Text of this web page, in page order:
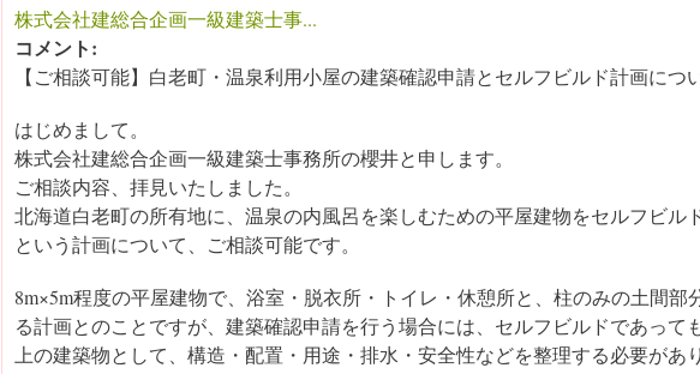
株式会社建総合企画一級建築士事...
コメント:
【ご相談可能】白老町・温泉利用小屋の建築確認申請とセルフビルド計画につ
はじめまして。
株式会社建総合企画一級建築士事務所の櫻井と申します。
ご相談内容、拝見いたしました。
北海道白老町の所有地に、温泉の内風呂を楽しむための平屋建物をセルフビル
という計画について、ご相談可能です。
8m×5m程度の平屋建物で、浴室・脱衣所・トイレ・休憩所と、柱のみの土間部
る計画とのことですが、建築確認申請を行う場合には、セルフビルドであって
上の建築物として、構造・配置・用途・排水・安全性などを整理する必要があ